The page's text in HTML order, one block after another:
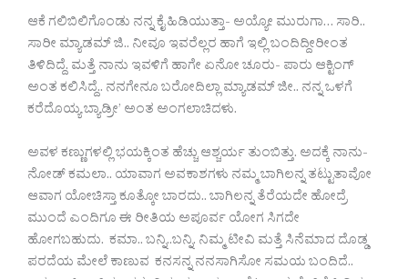
ಆಕೆ ಗಲಿಬಿಲಿಗೊಂಡು ನನ್ನ ಕೈ ಹಿಡಿಯುತ್ತಾ- ಅಯ್ಯೋ ಮುರುಗಾ… ಸಾರಿ..
ಸಾರೀ ಮ್ಯಾಡಮ್ ಜಿ.. ನೀವೂ ಇವರೆಲ್ಲರ ಹಾಗೆ ಇಲ್ಲಿ ಬಂದಿದ್ದೀರೀಂತ
ತಿಳಿದಿದ್ದೆ. ಮತ್ತೆ ನಾನು ಇವಳಿಗೆ ಹಾಗೇ ಏನೋ ಚೂರು- ಪಾರು ಆಕ್ಟಿಂಗ್
ಅಂತ ಕಲಿಸಿದ್ದೆ.. ನನಗೇನೂ ಬರೋದಿಲ್ಲಾ ಮ್ಯಾಡಮ್ ಜೀ.. ನನ್ನ ಒಳಗೆ
ಕರೆದೊಯ್ಯ ಬ್ಯಾಡ್ರೀ’ ಅಂತ ಅಂಗಲಾಚಿದಳು.
ಅವಳ ಕಣ್ಣುಗಳಲ್ಲಿ ಭಯಕ್ಕಿಂತ ಹೆಚ್ಚು ಆಶ್ಚರ್ಯ ತುಂಬಿತ್ತು. ಅದಕ್ಕೆ ನಾನು-
ನೋಡ್ ಕಮಲಾ.. ಯಾವಾಗ ಅವಕಾಶಗಳು ನಮ್ಮ ಬಾಗಿಲನ್ನ ತಟ್ಟುತಾವೋ
ಆವಾಗ ಯೋಚಿಸ್ತಾ ಕೂತ್ಕೋ ಬಾರದು.. ಬಾಗಿಲನ್ನ ತೆರೆಯದೇ ಹೋದ್ರೆ
ಮುಂದೆ ಎಂದಿಗೂ ಈ ರೀತಿಯ ಅಪೂರ್ವ ಯೋಗ ಸಿಗದೇ
ಹೋಗಬಹುದು. ಕಮಾ.. ಬನ್ನಿ..ಬನ್ನಿ. ನಿಮ್ಮ ಟೀವಿ ಮತ್ತೆ ಸಿನೆಮಾದ ದೊಡ್ಡ
ಪರದೆಯ ಮೇಲೆ ಕಾಣುವ ಕನಸನ್ನ ನನಸಾಗಿಸೋ ಸಮಯ ಬಂದಿದೆ..